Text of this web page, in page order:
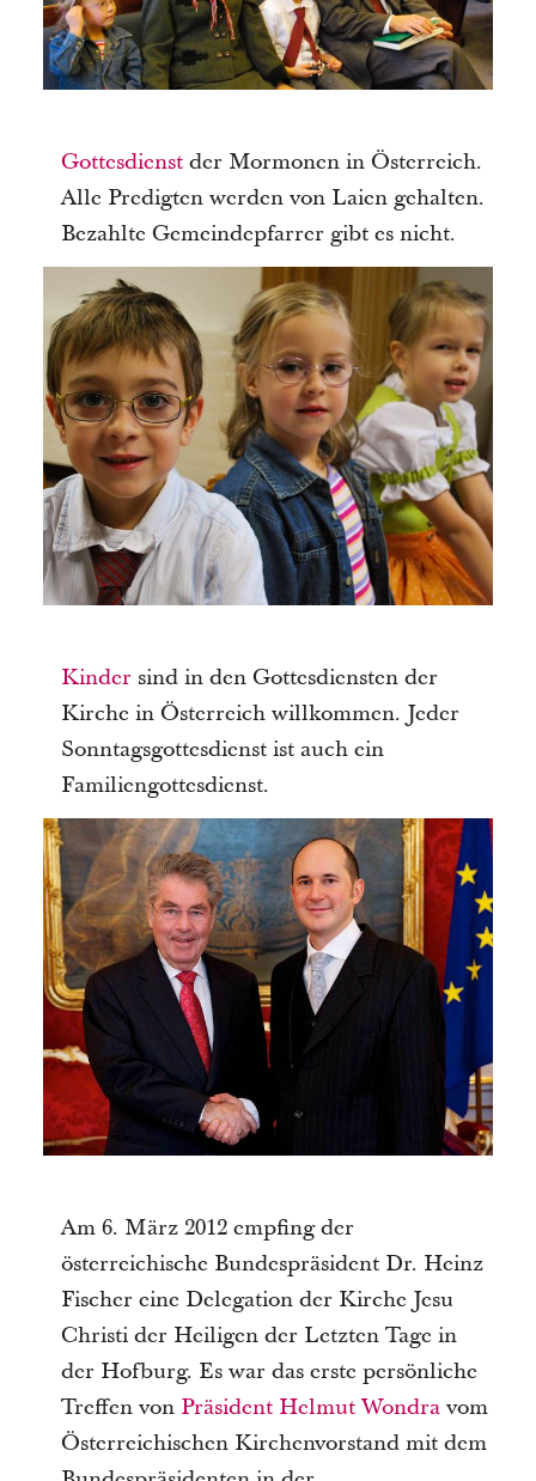
Gottesdienstder Mormonen in Österreich.
Alle Predigten werden von Laien gehalten.
Bezahlte Gemeindepfarrer gibt es nicht.
Kinder sind in den Gottesdiensten der
Kirche in Österreich willkommen. Jeder
Sonntagsgottesdienst ist auch ein
Familiengottesdienst.
Am 6. März 2012 empfing der
österreichische Bundespräsident Dr. Heinz
Fischer eine Delegation der Kirche Jesu
Christi der Heiligen der Letzten Tage in
der Hofburg. Es war das erste persönliche
Treffen von Präsident Helmut Wondravom
Österreichischen Kirchenvorstand mit dem